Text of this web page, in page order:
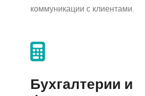
коммуникации с клиентами.
Бухгалтерии и